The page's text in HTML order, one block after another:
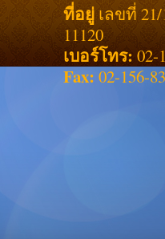
ที่อยู่ เลขที่
11120
เบอร์โทร: 02-
Fax: 02-156-